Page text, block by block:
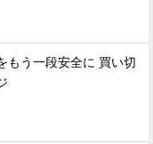
もう一段安全に 買い切